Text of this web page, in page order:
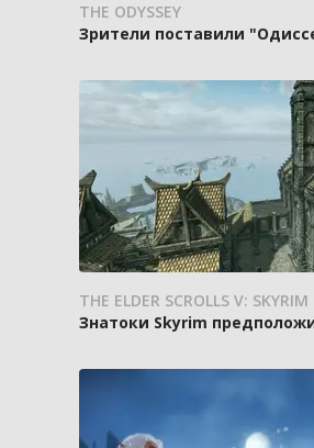
THE ODYSSEY
Зрители поставили
THE ELDER SCROLLS V: SKYRIM
Знатоки Skyrim